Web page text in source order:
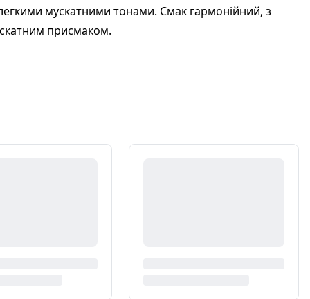
мускатними тонами. Смак гармонійний, з
присмаком.